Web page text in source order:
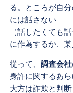
る。ところが自
には話さない
（話したくても
に作為するか、某
従って、 調査会社
身許に関するあら
大方は詐欺と判断